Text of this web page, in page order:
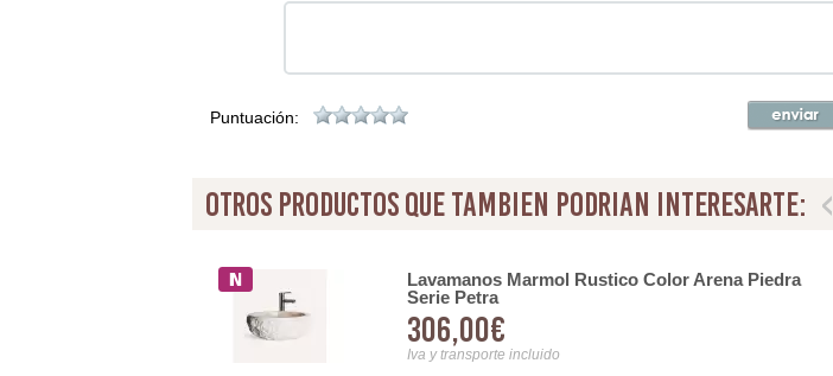
Puntuación:
otros productos que tambien podrian interesarte:
Lavamanos Marmol Rustico Color Arena Piedra
Serie Petra
306,00€
Iva y transporte incluido